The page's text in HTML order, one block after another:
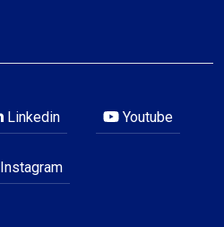
Linkedin Youtube
Instagram